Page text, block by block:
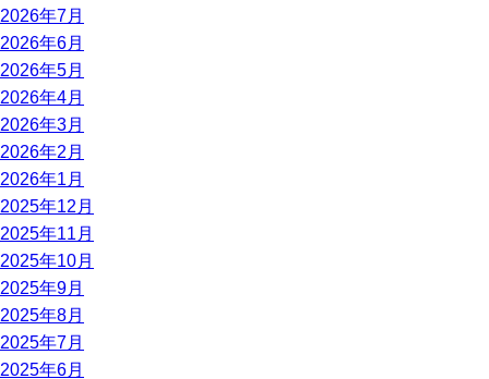
2026年7月
2026年6月
2026年5月
2026年4月
2026年3月
2026年2月
2026年1月
2025年12月
2025年11月
2025年10月
2025年9月
2025年8月
2025年7月
2025年6月